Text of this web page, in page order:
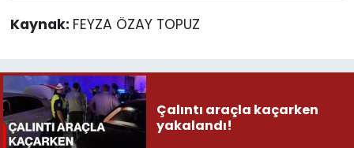
Kaynak: FEYZA ÖZAY TOPUZ
Çalıntı araçla kaçarken
yakalandı!